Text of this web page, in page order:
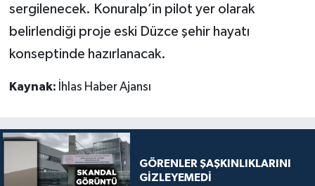
sergilenecek. Konuralp’in pilot yer olarak
belirlendiği proje eski Düzce şehir hayatı
konseptinde hazırlanacak.
Kaynak: İhlas Haber Ajansı
GÖRENLER ŞAŞKINLIKLARINI
GİZLEYEMEDİ